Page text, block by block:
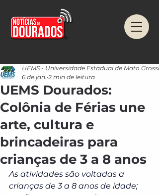
UEMS Dourados:
Colônia de Férias une
arte, cultura e
brincadeiras para
crianças de 3 a 8 anos
UEMS - Universidade Estadual de Mato
6 de jan. 2 min de leitura
As atividades são voltadas a
crianças de 3 a 8 anos de idade;